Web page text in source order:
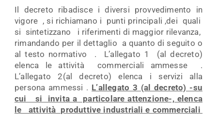
Il decreto ribadisce i diversi provvedimento in
vigore , si richiamano i punti principali ,dei quali
si sintetizzano i riferimenti di maggior rilevanza,
rimandando per il dettaglio a quanto di seguito o
al testo normativo . L’allegato 1 (al decreto)
elenca le attività commerciali ammesse .
L’allegato 2(al decreto) elenca i servizi alla
persona ammessi . L’allegato 3 (al decreto) -su
cui si invita a particolare attenzione-, elenca
le attività produttive industriali e commerciali